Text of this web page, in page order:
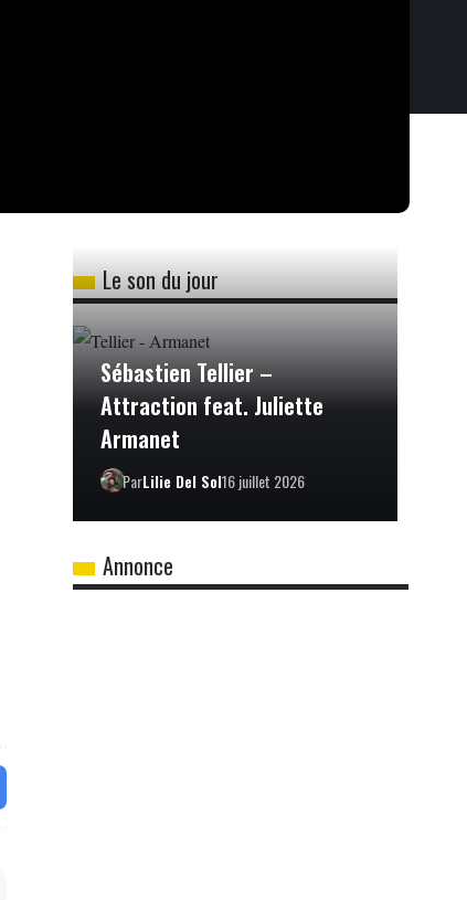
Le son du jour
Sébastien Tellier –
Attraction feat. Juliette
Armanet
ParLilie Del Sol16 juillet 2026
Annonce